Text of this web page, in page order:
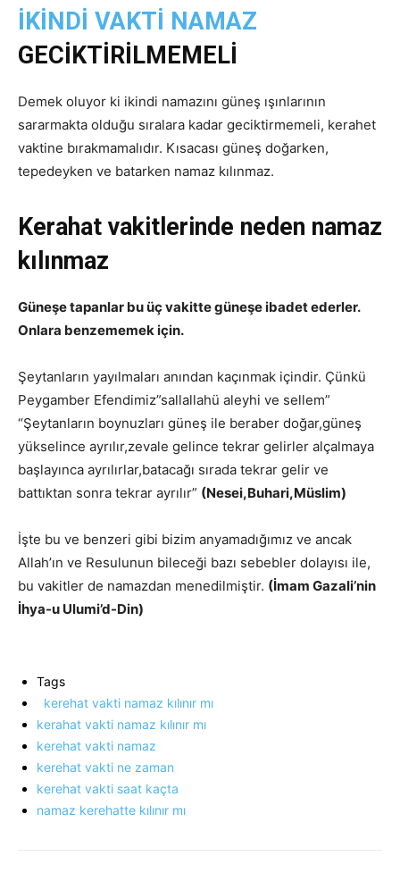
İKİNDİ VAKTİ NAMAZ
GECİKTİRİLMEMELİ
Demek oluyor ki ikindi namazını güneş ışınlarının
sararmakta olduğu sıralara kadar geciktirmemeli, kerahet
vaktine bırakmamalıdır. Kısacası güneş doğarken,
tepedeyken ve batarken namaz kılınmaz.
Kerahat vakitlerinde neden namaz
kılınmaz
Güneşe tapanlar bu üç vakitte güneşe ibadet ederler.
Onlara benzememek için.
Şeytanların yayılmaları anından kaçınmak içindir. Çünkü
Peygamber Efendimiz”sallallahü aleyhi ve sellem”
“Şeytanların boynuzları güneş ile beraber doğar,güneş
yükselince ayrılır,zevale gelince tekrar gelirler alçalmaya
başlayınca ayrılırlar,batacağı sırada tekrar gelir ve
battıktan sonra tekrar ayrılır” (Nesei,Buhari,Müslim)
İşte bu ve benzeri gibi bizim anyamadığımız ve ancak
Allah’ın ve Resulunun bileceği bazı sebebler dolayısı ile,
bu vakitler de namazdan menedilmiştir. (İmam Gazali’nin
İhya-u Ulumi’d-Din)
Tags
kerehat vakti namaz kılınır mı
kerahat vakti namaz kılınır mı
kerehat vakti namaz
kerehat vakti ne zaman
kerehat vakti saat kaçta
namaz kerehatte kılınır mı